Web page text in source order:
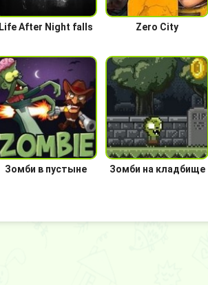
Life After Night falls Zero City
Зомби в пустыне Зомби на кладбище